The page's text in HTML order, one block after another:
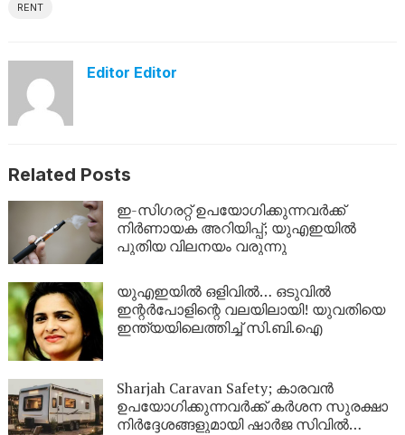
RENT
Editor Editor
Related Posts
ഇ-സിഗരറ്റ് ഉപയോഗിക്കുന്നവർക്ക്
നിർണായക അറിയിപ്പ്; യുഎഇയിൽ
പുതിയ വിലനയം വരുന്നു
യുഎഇയിൽ ഒളിവിൽ… ഒടുവിൽ
ഇന്റർപോളിന്റെ വലയിലായി! യുവതിയെ
ഇന്ത്യയിലെത്തിച്ച് സി.ബി.ഐ
Sharjah Caravan Safety; കാരവൻ
ഉപയോഗിക്കുന്നവർക്ക് കർശന സുരക്ഷാ
നിർദ്ദേശങ്ങളുമായി ഷാർജ സിവിൽ